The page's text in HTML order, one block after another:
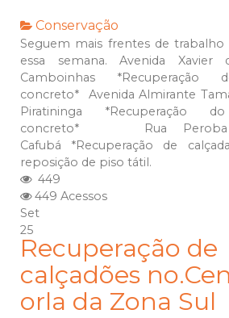
Conservação
Seguem mais frentes de
essa semana. Avenida
Camboinhas
concreto* Avenida Almirante
Piratininga *Recuperação
concreto* Rua
Cafubá *Recuperação de
reposição de piso tátil.
449
449 Acessos
Set
25
Recuperação de
calçadões
orla da Zona Sul